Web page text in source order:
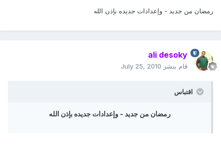
رمضان من جديد - وإعدادات جديده بإذن الله
ali desoky
قام بنشر July 25, 2010
اقتباس
رمضان من جديد - وإعدادات جديده بإذن الله